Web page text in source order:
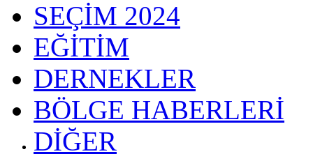
SEÇİM 2024
EĞİTİM
DERNEKLER
BÖLGE HABERLERİ
DİĞER